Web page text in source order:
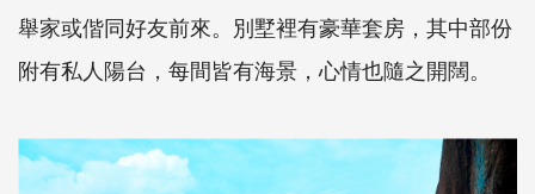
舉家或偕同好友前來。別墅裡有豪華套房，其中部份
附有私人陽台，每間皆有海景，心情也隨之開闊。